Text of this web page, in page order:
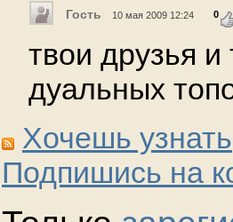
Гость 10 мая 2009 12:24 0
твои друзья
дуальных
Хочешь
Подпишись на